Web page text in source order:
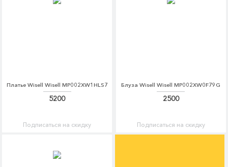
Платье Wisell Wisell MP002XW1HLS7
5200
Подписаться на скидку
Блуза Wisell Wisell MP002XW0F79G
2500
Подписаться на скидку